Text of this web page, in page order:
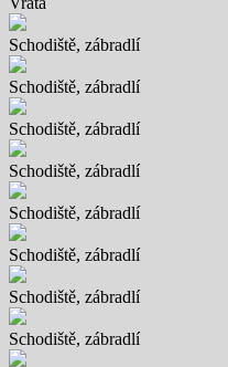
Schodiště, zábradlí
Schodiště, zábradlí
Schodiště, zábradlí
Schodiště, zábradlí
Schodiště, zábradlí
Schodiště, zábradlí
Schodiště, zábradlí
Schodiště, zábradlí